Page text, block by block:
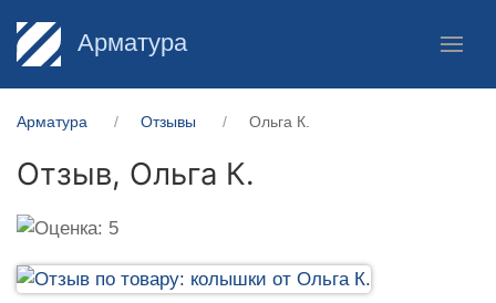
Арматура
Арматура Отзывы Ольга К.
Отзыв, Ольга К.